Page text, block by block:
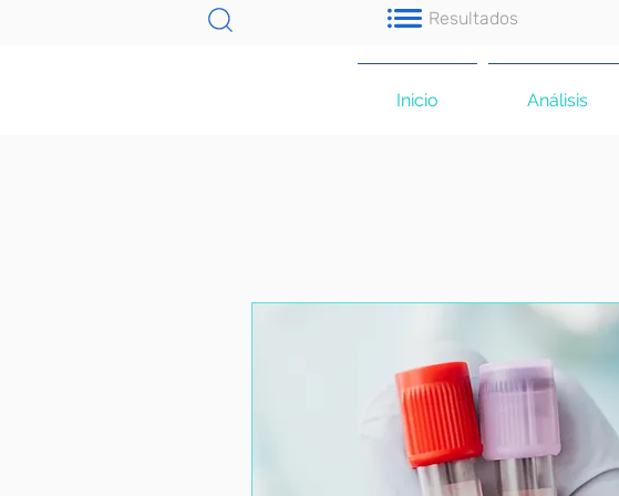
Resultados
Inicio Análisis